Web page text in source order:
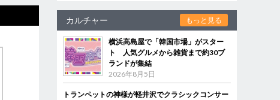
カルチャー もっと見る
横浜高島屋で「韓国市場」がスター
ト 人気グルメから雑貨まで約30ブ
ランドが集結
2026年8月5日
トランペットの神様が軽井沢でクラシックコンサー